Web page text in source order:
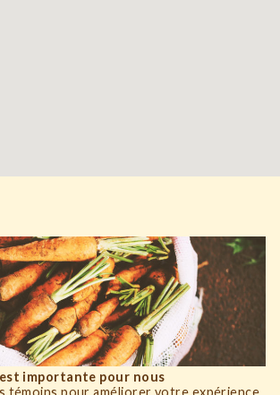
importante pour nous
témoins pour améliorer votre expérience